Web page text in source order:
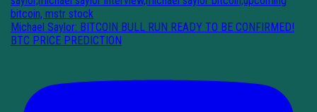
Michael Saylor: BITCOIN BULL RUN READY TO BE CONFIRMED!
BTC PRICE PREDICTION